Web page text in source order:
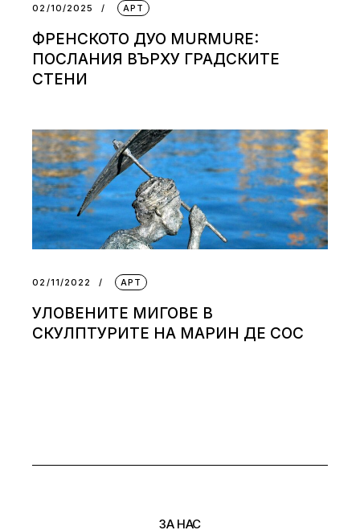
02/10/2025 АРТ
ФРЕНСКОТО ДУО MURMURE:
ПОСЛАНИЯ ВЪРХУ ГРАДСКИТЕ
СТЕНИ
02/11/2022 АРТ
УЛОВЕНИТЕ МИГОВЕ В
СКУЛПТУРИТЕ НА МАРИН ДЕ СОС
ЗА НАС